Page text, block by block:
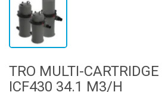
TRO MULTI-
ICF430 34.1 M3/H